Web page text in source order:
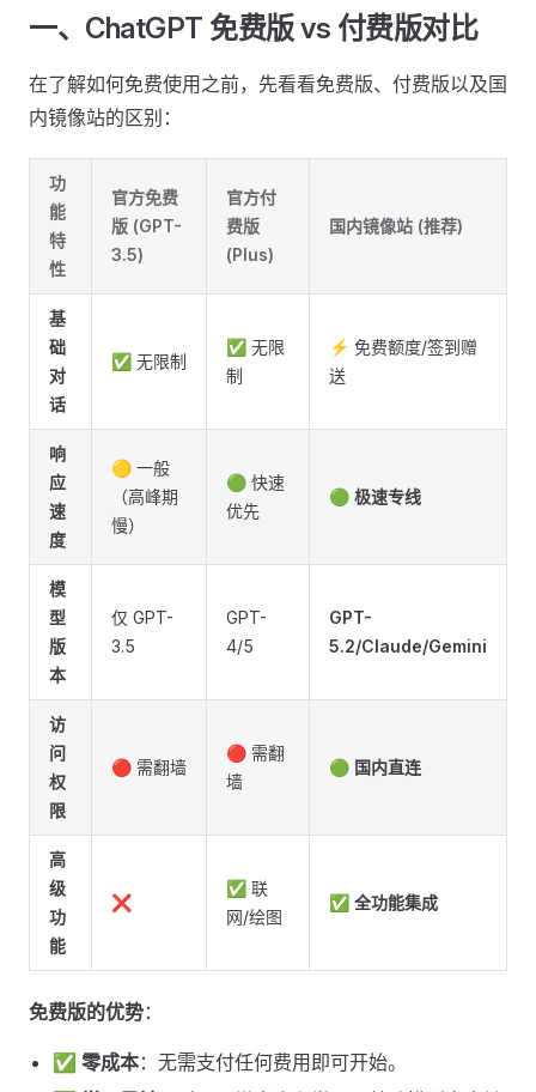
一、ChatGPT 免费版 vs 付费版对比
在了解如何免费使用之前，先看看免费版、付费版以及国
内镜像站的区别：
功
能
特
性
官方免费
版 (GPT-
3.5)
官方付
费版
(Plus)
国内镜像站 (推荐)
基
础
对
话
✅ 无限制
✅ 无限
制
⚡ 免费额度/签到赠
送
响
应
速
度
🟡 一般
（高峰期
慢）
🟢 快速
优先
🟢 极速专线
模
型
版
本
仅 GPT-
3.5
GPT-
4/5
GPT-
5.2/Claude/Gemini
访
问
权
限
🔴 需翻墙
🔴 需翻
墙
🟢 国内直连
高
级
功
能
❌
✅ 联
网/绘图
✅ 全功能集成
免费版的优势：
✅ 零成本：无需支付任何费用即可开始。